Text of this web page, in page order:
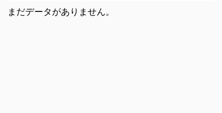
まだデータがありません。